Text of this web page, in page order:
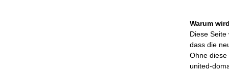
Warum
Diese
dass die
Ohne diese
united-